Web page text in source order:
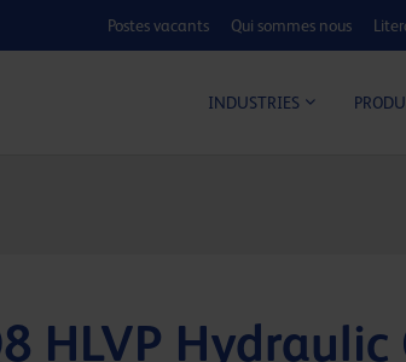
Postes vacants Qui sommes nous
INDUSTRIES
HLVP Hydraulic